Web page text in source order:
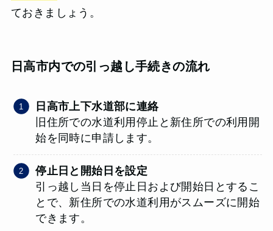
ておきましょう。
日高市内での引っ越し手続きの流れ
日高市上下水道部に連絡
旧住所での水道利用停止と新住所での利用開
始を同時に申請します。
停止日と開始日を設定
引っ越し当日を停止日および開始日とするこ
とで、新住所での水道利用がスムーズに開始
できます。